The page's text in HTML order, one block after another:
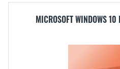
MICROSOFT WINDOWS